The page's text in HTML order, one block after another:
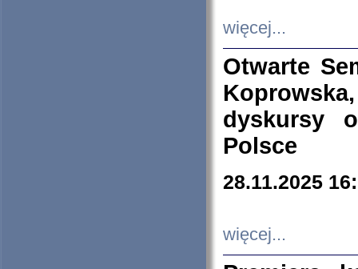
więcej...
Otwarte
dyskursy
Polsce
28.11.2025
więcej...